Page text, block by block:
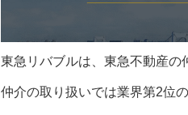
東急リバブルは、東急不動産の
仲介の取り扱いでは業界第2位